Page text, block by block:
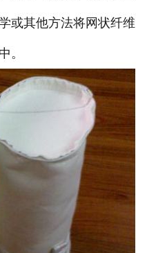
或其他方法将网状纤维
。